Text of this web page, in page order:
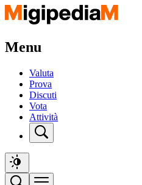
Menu
Valuta
Prova
Discuti
Vota
Attività